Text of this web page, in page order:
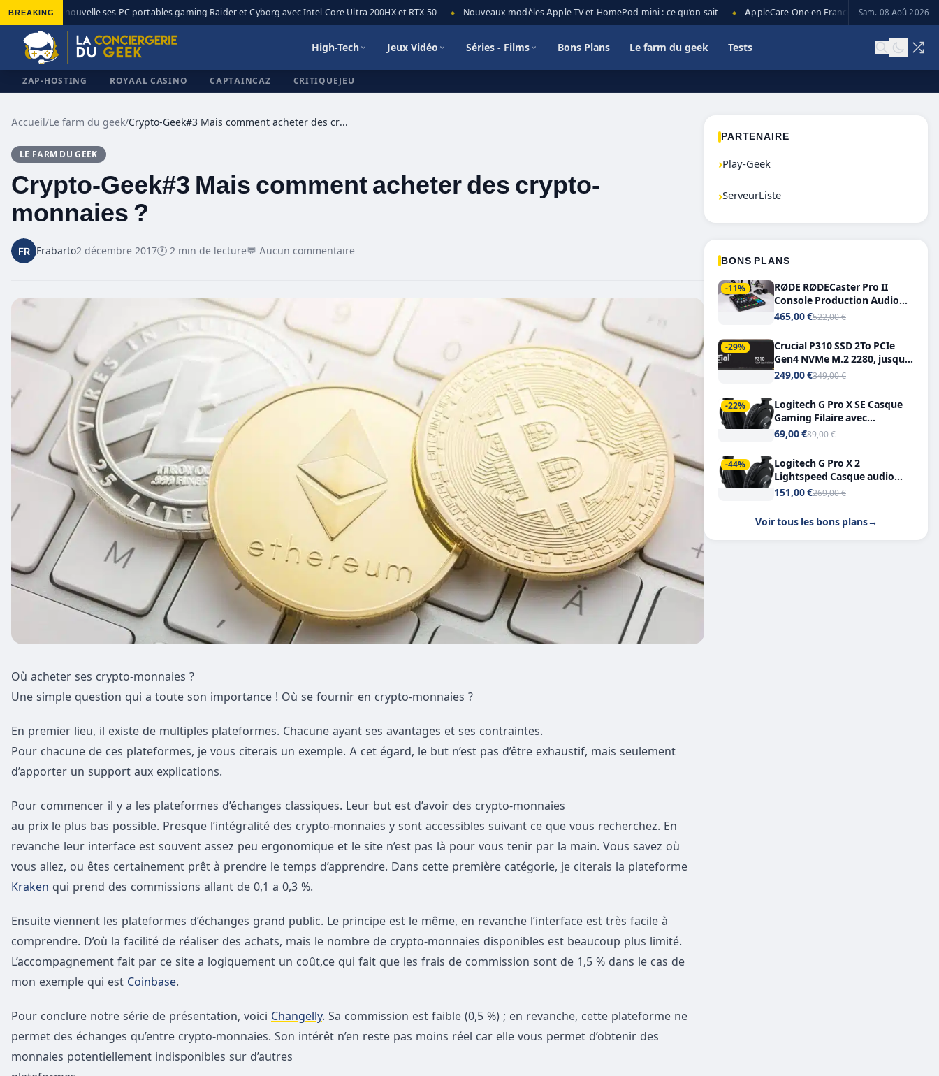
BREAKING
◆ MSI renouvelle ses PC portables gaming Raider et Cyborg avec Intel Core Ultra 200HX et RTX 50 Nouveaux modèles Apple TV et HomePod mini : ce qu’on sait AppleCare One en France : prix, couverture et
Sam. 08 Aoû 2026
High-Tech Jeux Vidéo Séries - Films Bons Plans Le farm du geek Tests
ZAP-HOSTING ROYAAL CASINO CAPTAINCAZ CRITIQUEJEU
Accueil/Le farm du geek/ Crypto-Geek#3 Mais comment acheter des crypto-monnaies ?
LE FARM DU GEEK
Crypto-Geek#3 Mais comment acheter des crypto-
monnaies ?
Frabarto2 décembre 2017🕐 2 min de lecture💬 Aucun commentaire
Où acheter ses crypto-monnaies ?
Une simple question qui a toute son importance ! Où se fournir en crypto-monnaies ?
En premier lieu, il existe de multiples plateformes. Chacune ayant ses avantages et ses contraintes.
Pour chacune de ces plateformes, je vous citerais un exemple. A cet égard, le but n’est pas d’être exhaustif, mais seulement
d’apporter un support aux explications.
Pour commencer il y a les plateformes d’échanges classiques. Leur but est d’avoir des crypto-monnaies
au prix le plus bas possible. Presque l’intégralité des crypto-monnaies y sont accessibles suivant ce que vous recherchez. En
revanche leur interface est souvent assez peu ergonomique et le site n’est pas là pour vous tenir par la main. Vous savez où
vous allez, ou êtes certainement prêt à prendre le temps d’apprendre. Dans cette première catégorie, je citerais la plateforme
Kraken qui prend des commissions allant de 0,1 a 0,3 %.
Ensuite viennent les plateformes d’échanges grand public. Le principe est le même, en revanche l’interface est très facile à
comprendre. D’où la facilité de réaliser des achats, mais le nombre de crypto-monnaies disponibles est beaucoup plus limité.
L’accompagnement fait par ce site a logiquement un coût,ce qui fait que les frais de commission sont de 1,5 % dans le cas de
mon exemple qui est Coinbase.
Pour conclure notre série de présentation, voici Changelly. Sa commission est faible (0,5 %) ; en revanche, cette plateforme ne
permet des échanges qu’entre crypto-monnaies. Son intérêt n’en reste pas moins réel car elle vous permet d’obtenir des
monnaies potentiellement indisponibles sur d’autres
PARTENAIRE
›Play-Geek
›ServeurListe
BONS PLANS
-11%
RØDE RØDECaster Pro II
Console Production Audio
Tout-en-Un, Bluetooth et
465,00 €522,00 €
-29%
Crucial P310 SSD 2To PCIe
Gen4 NVMe M.2 2280, jusqu’à
7.100 Mo/s
249,00 €349,00 €
-22%
Logitech G Pro X SE Casque
Gaming Filaire avec
Microphone Micro
7.1
69,00 €89,00 €
-44%
Logitech G Pro X 2
Lightspeed Casque audio
bluetooth
151,00 €269,00 €
Voir tous les bons plans→